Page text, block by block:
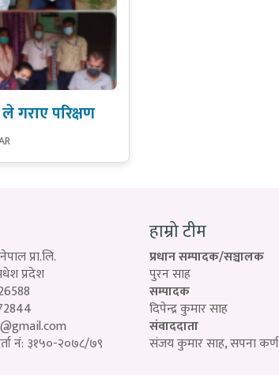
गराए परिक्षण
प्रा.लि.
प्रदेश
नं: ३१५०-२०७८/७९
हाम्रो टीम
प्रधान सम्पादक/सञ्चालक
पुरन साह
सम्पादक
दिपेन्द्र कुमार साह
संवाददाता
संजय कुमार साह, सपना कर्ण